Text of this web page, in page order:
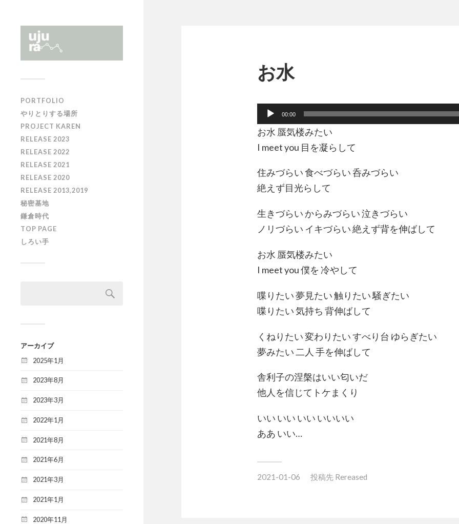
PORTFOLIO
やりとりする場所
PROJECT KAREN
RELEASE 2023
RELEASE 2022
RELEASE 2021
RELEASE 2020
RELEASE 2013,2019
秘密基地
鎌倉時代
TOP PAGE
しろい手
アーカイブ
2025年1月
2023年8月
2023年3月
2022年1月
2021年8月
2021年6月
2021年3月
2021年1月
2020年11月
お水
声
プ
レ
ヤ
ー
00:00
お水 蜃気楼みたい
I meet you 目を凝らして
住みづらい 食べづらい 呑みづらい
絶えず目光らして
生きづらい からみづらい 泣きづらい
ノリづらい イキづらい 絶えず背を伸ばして
お水 蜃気楼みたい
I meet you 僕を 冷やして
喋りたい 夢見たい 触りたい 騒ぎたい
喋りたい 気持ち 背伸ばして
くねりたい 変わりたい すべり台 ゆらぎたい
夢みたい 二人 手を伸ばして
舎利子の涅槃はいい匂いだ
他人を信じてトケまくり
いい いい いい いいいい
ああ いい…
2021-01-06 投稿先 Rereased